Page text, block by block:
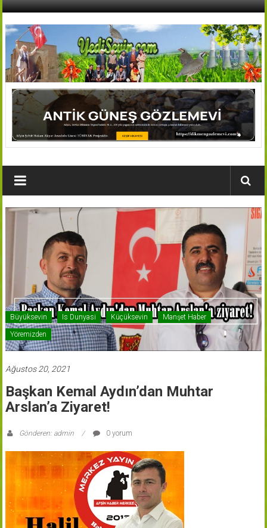
İçeriğe
AFŞİN
YEDİSEVİN
HABER
Köyleri
Haber
Büyüksevin Is Dunyasi Küçüksevin Manşet Haber
Yöremizden
Ağustos 20, 2021
Başkan Kemal Aydın’dan Muhtar
Arslan’a Ziyaret!
Gönderen: admin 0 yorum